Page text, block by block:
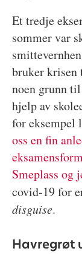
Et tredje
sommer var
bruker krisen
noen grunn
hjelp av
for eksempel
oss en fin
Smeplass og
covid-19 for
disguise.
Havregrøt